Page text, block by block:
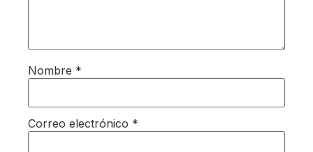
Nombre *
Correo electrónico *